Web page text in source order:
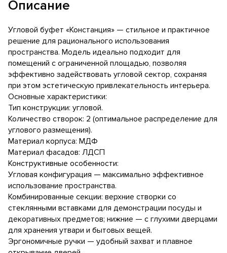
Описание
Угловой буфет «Констанция» — стильное и практичное
решение для рационального использования
пространства. Модель идеально подходит для
помещений с ограниченной площадью, позволяя
эффективно задействовать угловой сектор, сохраняя
при этом эстетическую привлекательность интерьера.
Основные характеристики:
Тип конструкции: угловой.
Количество створок: 2 (оптимальное распределение для
углового размещения).
Материал корпуса: МДФ
Материал фасадов: ЛДСП
Конструктивные особенности:
Угловая конфигурация — максимально эффективное
использование пространства.
Комбинированные секции: верхние створки со
стеклянными вставками для демонстрации посуды и
декоративных предметов; нижние — с глухими дверцами
для хранения утвари и бытовых вещей.
Эргономичные ручки — удобный захват и плавное